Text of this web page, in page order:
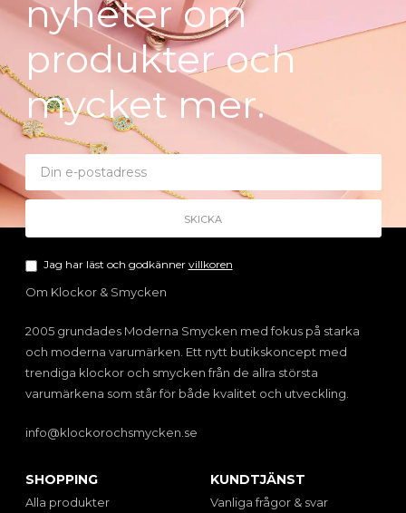
nyheter om
produkter och
mycket mer.
Jag har läst och godkänner villkoren
Om Klockor & Smycken
2005 grundades Moderna Smycken med fokus på starka
och moderna varumärken. Ett nytt butikskoncept med
trendiga klockor och smycken från de allra största
varumärkena som står för både kvalitet och utveckling.
info@klockorochsmycken.se
SHOPPING
Alla produkter
KUNDTJÄNST
Vanliga frågor & svar